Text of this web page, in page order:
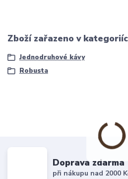
Zboží zařazeno v
Jednodruhové kávy
Robusta
Doprava zdarma
při nákupu nad 2000